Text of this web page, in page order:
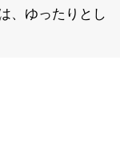
、ゆったりとし